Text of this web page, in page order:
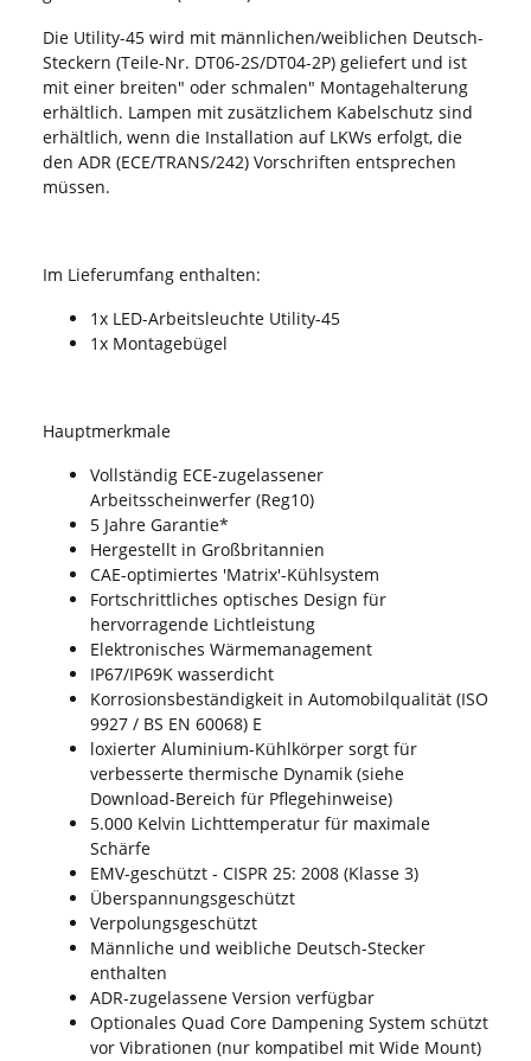
Die Utility-45 wird mit männlichen/weiblichen Deutsch-
Steckern (Teile-Nr. DT06-2S/DT04-2P) geliefert und ist
mit einer breiten" oder schmalen" Montagehalterung
erhältlich. Lampen mit zusätzlichem Kabelschutz sind
erhältlich, wenn die Installation auf LKWs erfolgt, die
den ADR (ECE/TRANS/242) Vorschriften entsprechen
müssen.
Im Lieferumfang enthalten:
1x LED-Arbeitsleuchte Utility-45
1x Montagebügel
Hauptmerkmale
Vollständig ECE-zugelassener
Arbeitsscheinwerfer (Reg10)
5 Jahre Garantie*
Hergestellt in Großbritannien
CAE-optimiertes 'Matrix'-Kühlsystem
Fortschrittliches optisches Design für
hervorragende Lichtleistung
Elektronisches Wärmemanagement
IP67/IP69K wasserdicht
Korrosionsbeständigkeit in Automobilqualität (ISO
9927 / BS EN 60068) E
loxierter Aluminium-Kühlkörper sorgt für
verbesserte thermische Dynamik (siehe
Download-Bereich für Pflegehinweise)
5.000 Kelvin Lichttemperatur für maximale
Schärfe
EMV-geschützt - CISPR 25: 2008 (Klasse 3)
Überspannungsgeschützt
Verpolungsgeschützt
Männliche und weibliche Deutsch-Stecker
enthalten
ADR-zugelassene Version verfügbar
Optionales Quad Core Dampening System schützt
vor Vibrationen (nur kompatibel mit Wide Mount)